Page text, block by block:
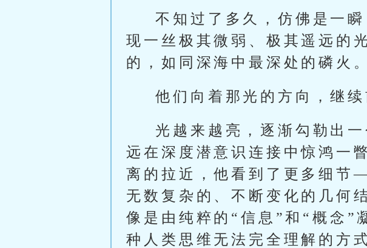
不知过了多久，仿佛是一
现一丝极其微弱、极其遥远的
的，如同深海中最深处的磷火。
他们向着那光的方向，继续
光越来越亮，逐渐勾勒出
远在深度潜意识连接中惊鸿一
离的拉近，他看到了更多细节
无数复杂的、不断变化的几何
像是由纯粹的“信息”和“概念”
种人类思维无法完全理解的方